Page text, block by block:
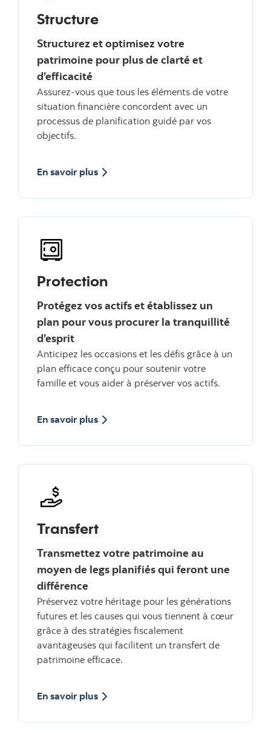
Structure
Structurez et optimisez votre
patrimoine pour plus de clarté et
d’efficacité
Assurez-vous que tous les éléments de votre
situation financière concordent avec un
processus de planification guidé par vos
objectifs.
En savoir plussur Structure
Protection
Protégez vos actifs et établissez un
plan pour vous procurer la tranquillité
d’esprit
Anticipez les occasions et les défis grâce à un
plan efficace conçu pour soutenir votre
famille et vous aider à préserver vos actifs.
En savoir plussur Protection
Transfert
Transmettez votre patrimoine au
moyen de legs planifiés qui feront une
différence
Préservez votre héritage pour les générations
futures et les causes qui vous tiennent à cœur
grâce à des stratégies fiscalement
avantageuses qui facilitent un transfert de
patrimoine efficace.
En savoir plussur Transfert